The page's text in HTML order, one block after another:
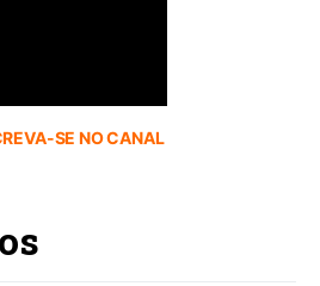
SE NO CANAL